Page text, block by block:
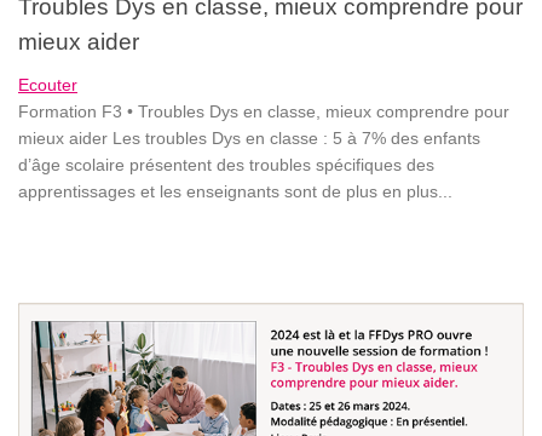
Troubles Dys en classe, mieux comprendre pour
mieux aider
Ecouter
Formation F3 • Troubles Dys en classe, mieux comprendre pour
mieux aider Les troubles Dys en classe : 5 à 7% des enfants
d’âge scolaire présentent des troubles spécifiques des
apprentissages et les enseignants sont de plus en plus...